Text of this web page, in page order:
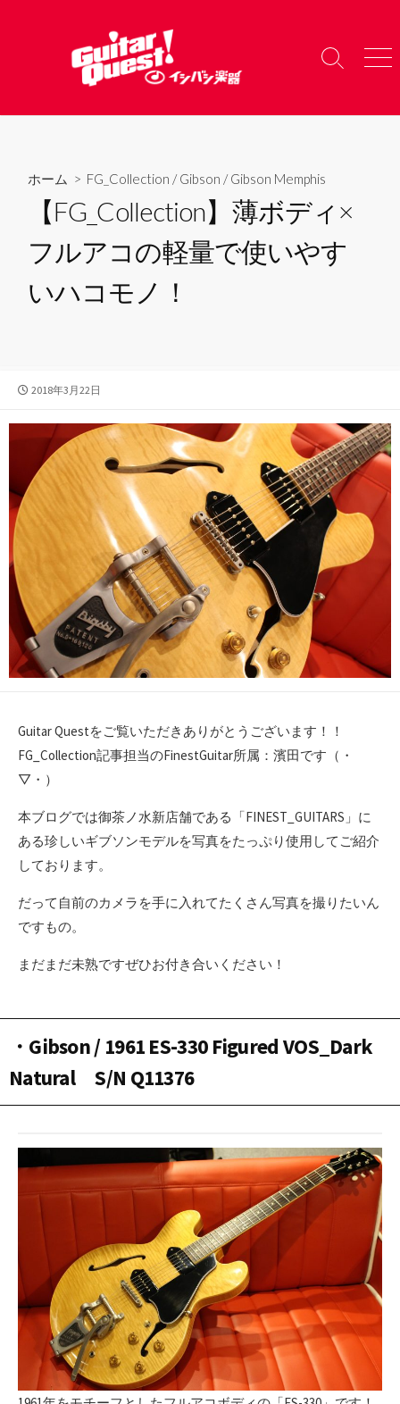
へ
検
り
メ
ー
ホーム > FG_Collection /Gibson /Gibson Memphis
【FG_Collection】薄ボディ×
フルアコの軽量で使いやす
いハコモノ！
公
日
2018年3月22日
Guitar Questをご覧いただきありがとうございます！！
FG_Collection記事担当のFinestGuitar所属：濱田です（・
▽・）
本ブログでは御茶ノ水新店舗である「FINEST_GUITARS」に
ある珍しいギブソンモデルを写真をたっぷり使用してご紹介
しております。
だって自前のカメラを手に入れてたくさん写真を撮りたいん
ですもの。
まだまだ未熟ですぜひお付き合いください！
・Gibson / 1961 ES-330 Figured VOS_Dark
Natural S/N Q11376